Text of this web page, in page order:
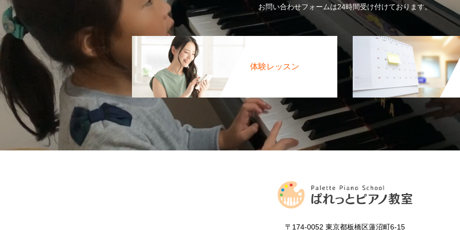
お問い合わせフォームは24時間受け付けております。
体験レッスン
〒174-0052 東京都板橋区蓮沼町6-15